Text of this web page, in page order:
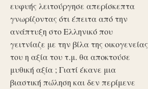
ευφυής λειτούργησε απερίσκεπτα
γνωρίζοντας ότι έπειτα από την
ανάπτυξη στο Ελληνικό που
γειτνίαζε με την βίλα της οικογενείας
του η αξία του τ.μ. θα αποκτούσε
μυθική αξία ; Γιατί έκανε μια
βιαστική πώληση και δεν περίμενε